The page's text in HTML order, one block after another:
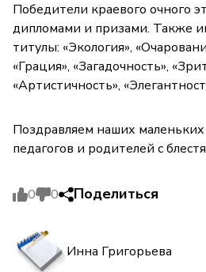
Победители краевого очного
дипломами и призами. Также
титулы: «Экология»,
«Грация», «Загадочность»,
«Артистичность»,
Поздравляем наших
педагогов и родителей с
0 0 Поделиться
Инна Григорьева